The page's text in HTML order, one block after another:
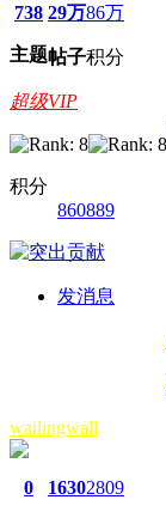
738
主题
29万
帖子
86万
积分
超级VIP
积分
860889
发消息
wailingwall
0 16302809